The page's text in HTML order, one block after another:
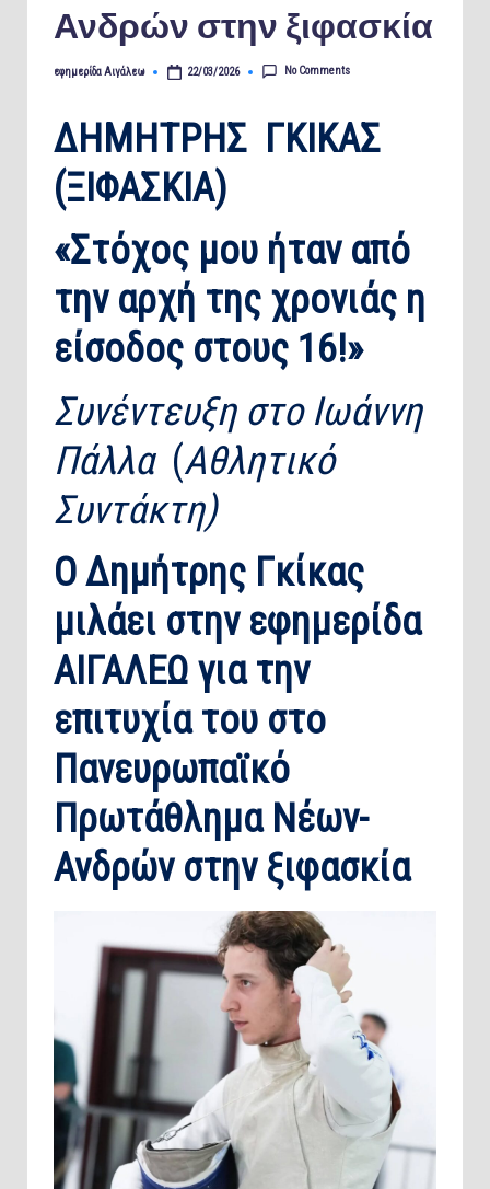
Ανδρών στην ξιφασκία
Posted
εφημερίδα Αιγάλεω 22/03/2026 No Comments
ΔΗΜΗΤΡΗΣ ΓΚΙΚΑΣ
(ΞΙΦΑΣΚΙΑ)
«Στόχος μου ήταν από
την αρχή της χρονιάς η
είσοδος στους 16!»
Συνέντευξη στο Ιωάννη
Πάλλα (Αθλητικό
Συντάκτη)
Ο Δημήτρης Γκίκας
μιλάει στην εφημερίδα
ΑΙΓΑΛΕΩ για την
επιτυχία του στο
Πανευρωπαϊκό
Πρωτάθλημα Νέων-
Ανδρών στην ξιφασκία